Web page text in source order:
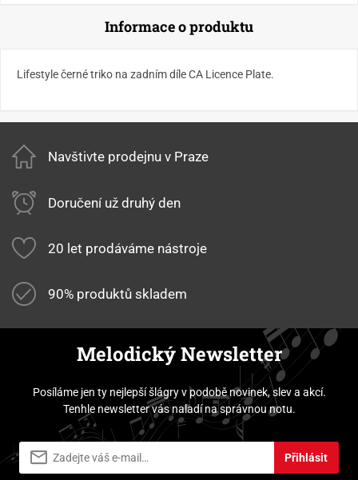
Informace o produktu
Lifestyle černé triko na zadním díle CA Licence Plate.
Navštivte prodejnu v Praze
Doručení už druhý den
20 let prodáváme nástroje
90% produktů skladem
Melodický Newsletter
Posíláme jen ty nejlepší šlágry v podobě novinek, slev a akcí.
Tenhle newsletter vás naladí na správnou notu.
Přihlásit